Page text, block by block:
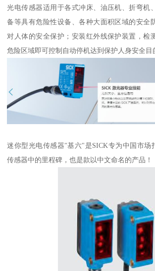
光电传感器适用于各式冲床、油压机、折弯机
备等具有危险性设备、各种大面积区域的安全
对人体的安全保护；安装红外线保护装置，检
危险区域即可控制自动停机达到保护人身安全目
迷你型光电传感器"基六"是SICK专为中国市场
传感器中的里程碑，也是款以中文命名的产品！